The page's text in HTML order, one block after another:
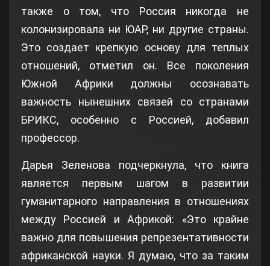
также о том, что Россия никогда не
колонизировала ни ЮАР, ни другие страны.
Это создает крепкую основу для теплых
отношений, отметил он. Все поколения
Южной Африки должны осознавать
важность нынешних связей со странами
БРИКС, особенно с Россией, добавил
профессор.
Дарья Зеленова подчеркнула, что книга
является первым шагом в развитии
гуманитарного направления в отношениях
между Россией и Африкой: «Это крайне
важно для повышения репрезентативности
африканской науки. Я думаю, что за таким